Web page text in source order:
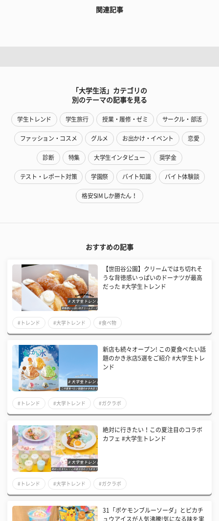
関連記事
「大学生活」カテゴリの
別のテーマの記事を見る
学生トレンド 学生旅行 授業・履修・ゼミ サークル・部活
ファッション・コスメ グルメ お出かけ・イベント 恋愛
診断 特集 大学生インタビュー 奨学金
テスト・レポート対策 学園祭 バイト知識 バイト体験談
格安SIMしか勝たん！
おすすめの記事
【世田谷公園】クリームではち切れそ
うな背徳感いっぱいのドーナツが最高
だった #大学生トレンド
#トレンド #大学トレンド #食べ物
新店も続々オープン! この夏食べたい話
題のかき氷店5選をご紹介 #大学生トレ
ンド
#トレンド #大学トレンド #ガクラボ
絶対に行きたい！この夏注目のコラボ
カフェ #大学生トレンド
#トレンド #大学トレンド #ガクラボ
31「ポケモンブルーソーダ」とピカチ
ュウアイスが人気沸騰!気になる味を実